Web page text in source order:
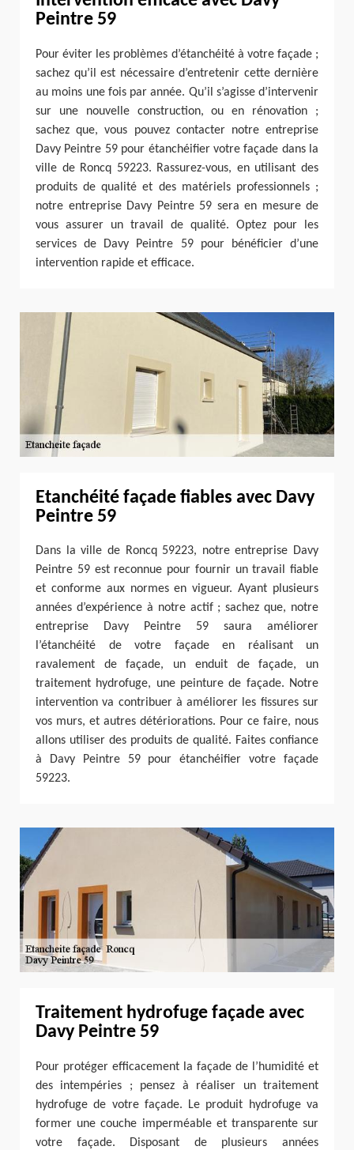
Peintre 59
Pour éviter les problèmes d’étanchéité à votre façade ;
sachez qu’il est nécessaire d’entretenir cette dernière
au moins une fois par année. Qu’il s’agisse d’intervenir
sur une nouvelle construction, ou en rénovation ;
sachez que, vous pouvez contacter notre entreprise
Davy Peintre 59 pour étanchéifier votre façade dans la
ville de Roncq 59223. Rassurez-vous, en utilisant des
produits de qualité et des matériels professionnels ;
notre entreprise Davy Peintre 59 sera en mesure de
vous assurer un travail de qualité. Optez pour les
services de Davy Peintre 59 pour bénéficier d’une
intervention rapide et efficace.
Etanchéité façade fiables avec Davy
Peintre 59
Dans la ville de Roncq 59223, notre entreprise Davy
Peintre 59 est reconnue pour fournir un travail fiable
et conforme aux normes en vigueur. Ayant plusieurs
années d’expérience à notre actif ; sachez que, notre
entreprise Davy Peintre 59 saura améliorer
l’étanchéité de votre façade en réalisant un
ravalement de façade, un enduit de façade, un
traitement hydrofuge, une peinture de façade. Notre
intervention va contribuer à améliorer les fissures sur
vos murs, et autres détériorations. Pour ce faire, nous
allons utiliser des produits de qualité. Faites confiance
à Davy Peintre 59 pour étanchéifier votre façade
59223.
Traitement hydrofuge façade avec
Davy Peintre 59
Pour protéger efficacement la façade de l’humidité et
des intempéries ; pensez à réaliser un traitement
hydrofuge de votre façade. Le produit hydrofuge va
former une couche imperméable et transparente sur
votre façade. Disposant de plusieurs années